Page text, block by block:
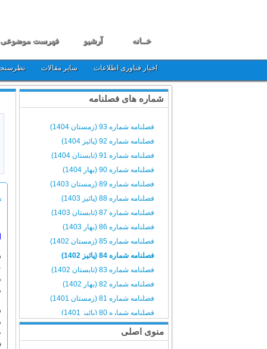
خــانه آرشیو فهرست موضوعی
اخبار فناوری اطلاعات سایر مقالات
شماره های فصلنامه
فصلنامه شماره 93 (زمستان 1404)
فصلنامه شماره 92 (پائیز 1404)
فصلنامه شماره 91 (تابستان 1404)
فصلنامه شماره 90 (بهار 1404)
فصلنامه شماره 89 (زمستان 1403)
فصلنامه شماره 88 (پائیز 1403)
فصلنامه شماره 87 (تابستان 1403)
فصلنامه شماره 86 (بهار 1403)
فصلنامه شماره 85 (زمستان 1402)
فصلنامه شماره 84 (پائیز 1402)
فصلنامه شماره 83 (تابستان 1402)
فصلنامه شماره 82 (بهار 1402)
فصلنامه شماره 81 (زمستان 1401)
فصلنامه شماره 80 (پائیز 1401)
فصلنامه شماره 79 (تابستان 1401)
فصلنامه شماره 78 (بهار 1401)
منوی اصلی